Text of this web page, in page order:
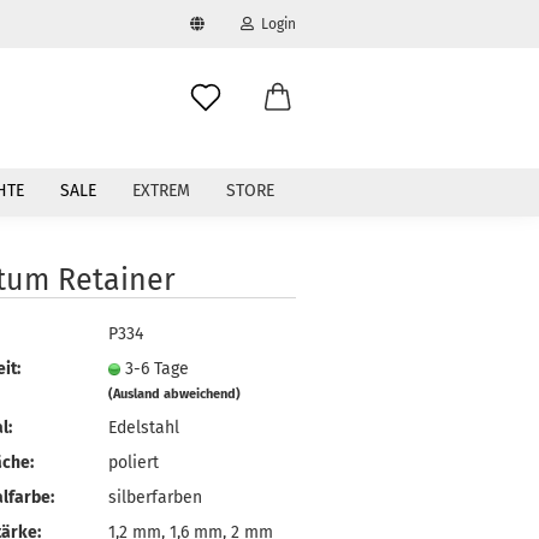
Login
erstellen
vergessen?
SALE EXTREM STORE
Retainer
P334
3-6 Tage
(Ausland abweichend)
Edelstahl
poliert
silberfarben
1,2 mm, 1,6 mm, 2 mm